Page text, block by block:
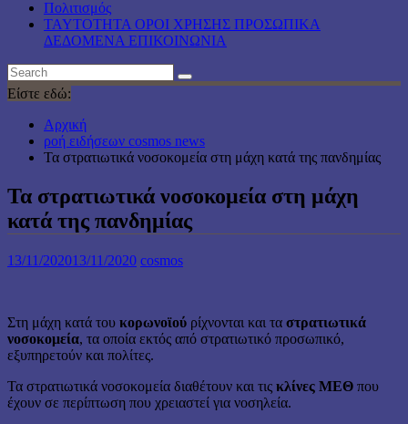
Πολιτισμός
TAYTOTHTA ΟΡΟΙ ΧΡΗΣΗΣ ΠΡΟΣΩΠΙΚΑ
ΔΕΔΟΜΕΝΑ ΕΠΙΚΟΙΝΩΝΙΑ
Είστε εδώ:
Αρχική
ροή ειδήσεων cosmos news
Τα στρατιωτικά νοσοκομεία στη μάχη κατά της πανδημίας
Τα στρατιωτικά νοσοκομεία στη μάχη
κατά της πανδημίας
13/11/202013/11/2020 cosmos
Στη μάχη κατά του κορωνοϊού ρίχνονται και τα στρατιωτικά
νοσοκομεία, τα οποία εκτός από στρατιωτικό προσωπικό,
εξυπηρετούν και πολίτες.
Τα στρατιωτικά νοσοκομεία διαθέτουν και τις κλίνες ΜΕΘ που
έχουν σε περίπτωση που χρειαστεί για νοσηλεία.